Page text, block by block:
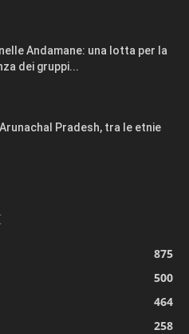
nelle Andamane: una lotta per la
dei gruppi...
Arunachal Pradesh, tra le etnie
875
500
464
258